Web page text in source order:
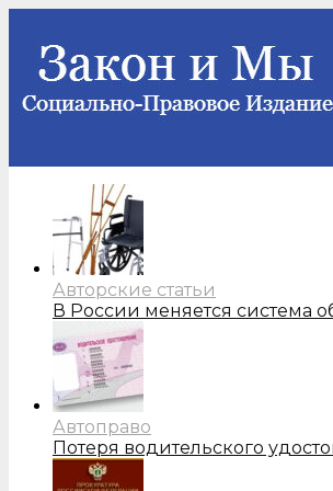
Авторские статьи
В России меняется система
Автоправо
Потеря водительского